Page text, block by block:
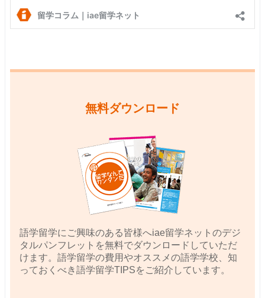
無料ダウンロード
語学留学にご興味のある皆様へiae留学ネットのデジ
タルパンフレットを無料でダウンロードしていただ
けます。語学留学の費用やオススメの語学学校、知
っておくべき語学留学TIPSをご紹介しています。